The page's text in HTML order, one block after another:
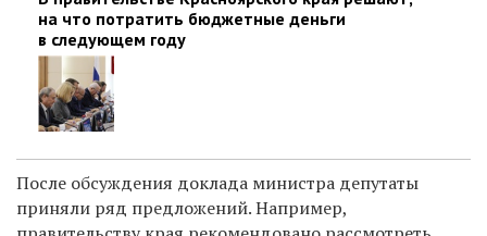
на что потратить бюджетные деньги
в следующем году
После обсуждения доклада министра депутаты
приняли ряд предложений. Например,